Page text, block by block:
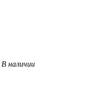
В наличии